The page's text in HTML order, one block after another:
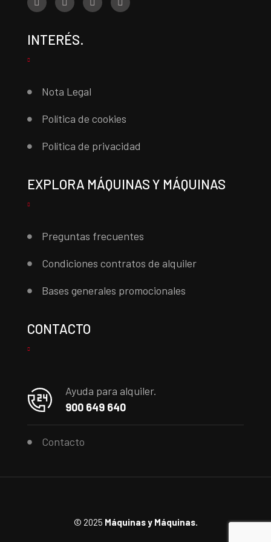
INTERÉS.
Nota Legal
Política de cookies
Política de privacidad
EXPLORA MÁQUINAS Y MÁQUINAS
Preguntas frecuentes
Condiciones contratos de alquiler
Bases generales promocionales
CONTACTO
Ayuda para alquiler.
900 649 640
Contacto
© 2025 Máquinas y Máquinas.